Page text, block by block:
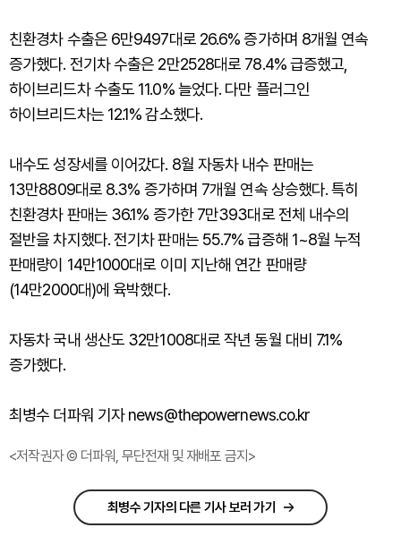
친환경차 수출은 6만9497대로 26.6% 증가하며 8개월 연속
증가했다. 전기차 수출은 2만2528대로 78.4% 급증했고,
하이브리드차 수출도 11.0% 늘었다. 다만 플러그인
하이브리드차는 12.1% 감소했다.
내수도 성장세를 이어갔다. 8월 자동차 내수 판매는
13만8809대로 8.3% 증가하며 7개월 연속 상승했다. 특히
친환경차 판매는 36.1% 증가한 7만393대로 전체 내수의
절반을 차지했다. 전기차 판매는 55.7% 급증해 1~8월 누적
판매량이 14만1000대로 이미 지난해 연간 판매량
(14만2000대)에 육박했다.
자동차 국내 생산도 32만1008대로 작년 동월 대비 7.1%
증가했다.
최병수 더파워 기자 news@thepowernews.co.kr
<저작권자 © 더파워, 무단전재 및 재배포 금지>
최병수 기자의 다른 기사 보러 가기